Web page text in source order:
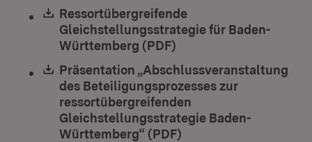
Download:
Ressortübergreifende
Gleichstellungsstrategie für Baden-
Württemberg (PDF)
Download:
Präsentation „Abschlussveranstaltung
des Beteiligungsprozesses zur
ressortübergreifenden
Gleichstellungsstrategie Baden-
Württemberg“ (PDF)